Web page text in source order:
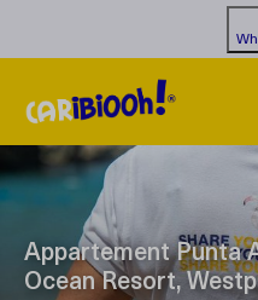
Appartement Punta
Ocean Resort,